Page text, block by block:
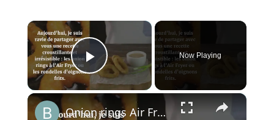
×
Play Video
Now Playing
×
Onion rings Air Fryer